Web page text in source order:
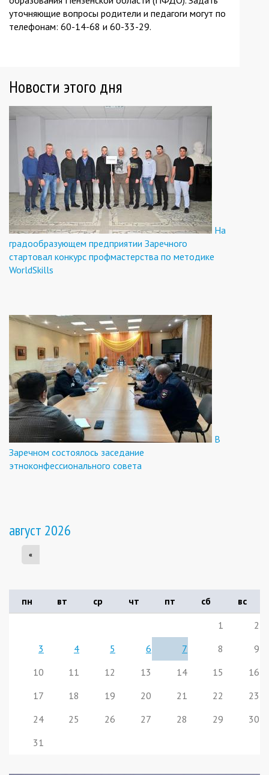
уточняющие вопросы родители и педагоги могут по
телефонам: 60-14-68 и 60-33-29.
Новости этого дня
На
градообразующем предприятии Заречного
стартовал конкурс профмастерства по методике
WorldSkills
В
Заречном состоялось заседание
этноконфессионального совета
август 2026
«
пн вт ср чт пт сб
вс
1
2
3
4 5 6 7 8
9
10
11 12 13 14 15
16
17
18 19 20 21 22
23
24
25 26 27 28 29
30
31